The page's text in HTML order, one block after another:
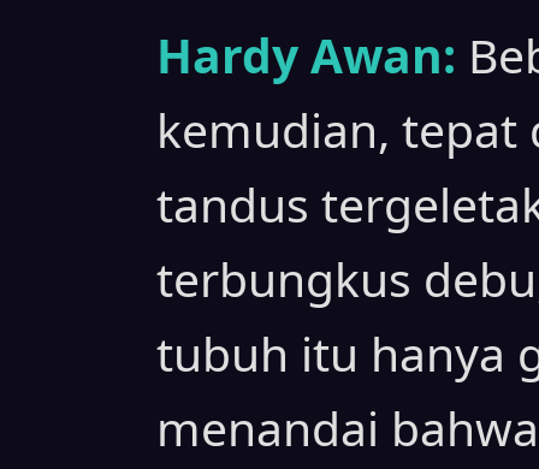
Hardy Awan:
kemudian, tepat
tandus
terbungkus
tubuh itu hanya
menandai